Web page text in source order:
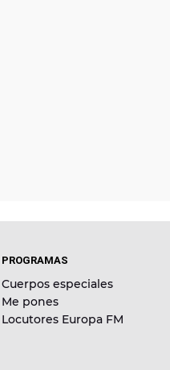
PROGRAMAS
Cuerpos especiales
Me pones
Locutores Europa FM